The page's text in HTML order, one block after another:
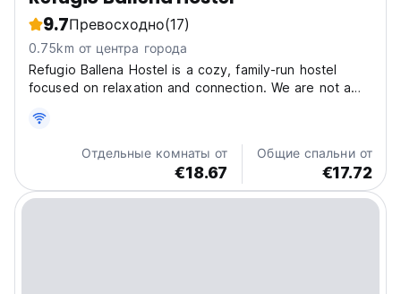
9.7Превосходно(17)
0.75km от центра города
Refugio Ballena Hostel is a cozy, family-run hostel
focused on relaxation and connection. We are not a
share experiences, and enjoy a peaceful stay. We
offer comfortable common areas to relax and a fully...
Отдельные комнаты от
€18.67
Общие спальни от
€17.72